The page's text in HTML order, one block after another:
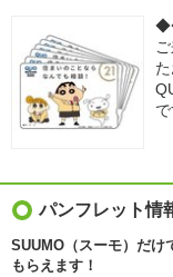
パンフレット情
SUUMO（スーモ）だけ
もらえます！